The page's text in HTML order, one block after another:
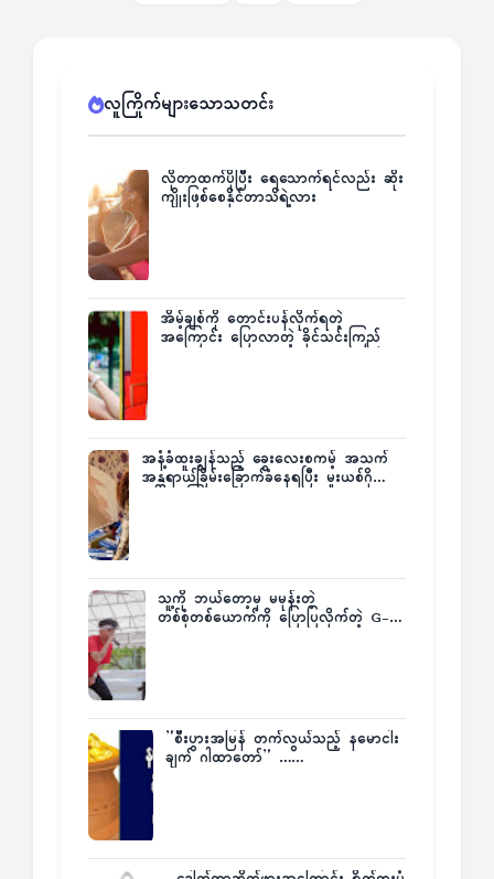
လူကြိုက်များသောသတင်း
လိုတာထက်ပိုပြီး ရေသောက်ရင်လည်း ဆိုး
ကျိုးဖြစ်စေနိုင်တာသိရဲ့လား
အိမ့်ချစ်ကို တောင်းပန်လိုက်ရတဲ့
အကြောင်း ပြောလာတဲ့ ခိုင်သင်းကြည်
အနံ့ခံထူးချွန်သည့် ခွေးလေးစကမ့် အသက်
အန္တရာယ်ခြိမ်းခြောက်ခံနေရပြီး မူးယစ်ဂိုဏ်း
သူ့ကို ဘယ်တော့မှ မမုန်းတဲ့
တစ်စုံတစ်ယောက်ကို ပြောပြလိုက်တဲ့ G-
”စီးပွားအမြန် တက်လွယ်သည့် နမောငါး
ချက် ဂါထာတော်” ……